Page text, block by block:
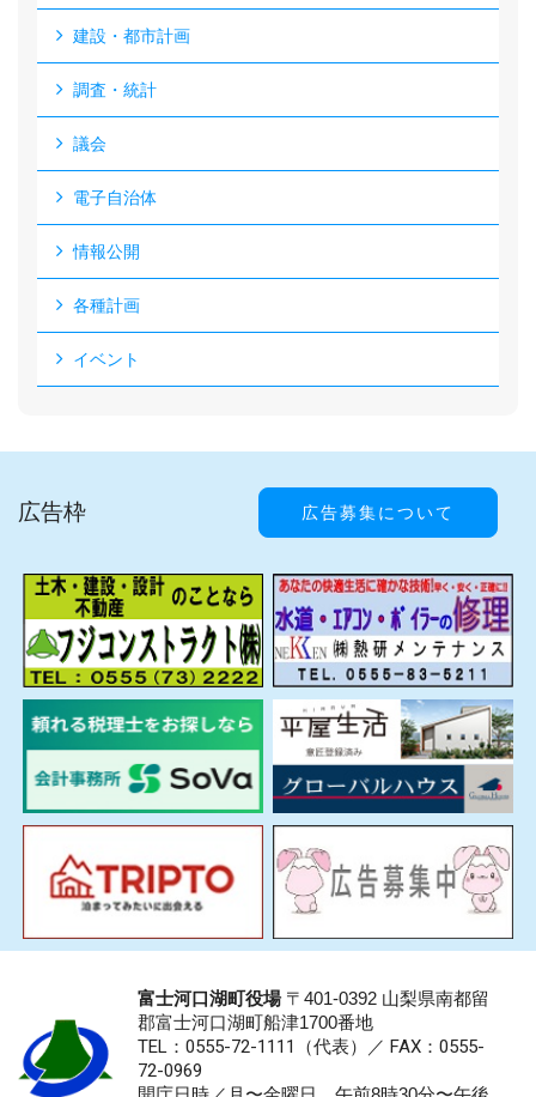
建設・都市計画
調査・統計
議会
電子自治体
情報公開
各種計画
イベント
広告枠 広告募集について
富士河口湖町役場〒401-0392 山梨県南都留
郡富士河口湖町船津1700番地
TEL：0555-72-1111 （代表）／ FAX：0555-
72-0969